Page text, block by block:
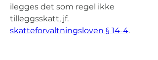
ilegges det som regel ikke
tilleggsskatt, jf.
skatteforvaltningsloven § 14-4.